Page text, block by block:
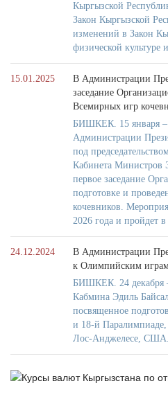
Кыргызской
Закон Кыргызской
изменений в Закон
физической культуре
15.01.2025
В Администрации
заседание
Всемирных игр
БИШКЕК. 15 января –
Администрации
под
Кабинета Министров
первое заседание
подготовке и
кочевников.
2026 года и пройдет
24.12.2024
В Администрации
к Олимпийским
БИШКЕК. 24 декабря
Кабмина Эдиль
посвященное
и 18-й Паралимпиаде,
Лос-Анджелесе, США.